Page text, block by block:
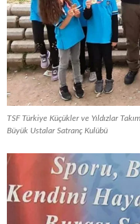
TSF Türkiye Küçükler ve Yıldızlar
Büyük Ustalar Satranç Kulübü